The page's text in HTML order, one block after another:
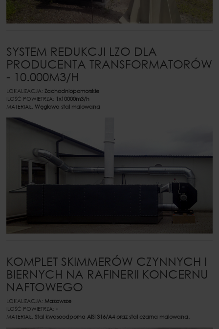
SYSTEM REDUKCJI LZO DLA
PRODUCENTA TRANSFORMATORÓW
- 10.000M3/H
LOKALIZACJA:Zachodniopomorskie
ILOŚĆ POWIETRZA: 1x10000m3/h
MATERIAŁ: Węglowa stal malowana
KOMPLET SKIMMERÓW CZYNNYCH I
BIERNYCH NA RAFINERII KONCERNU
NAFTOWEGO
LOKALIZACJA: Mazowsze
ILOŚĆ POWIETRZA:-
MATERIAŁ:Stal kwasoodporna AISI 316/A4 oraz stal czarna malowana.